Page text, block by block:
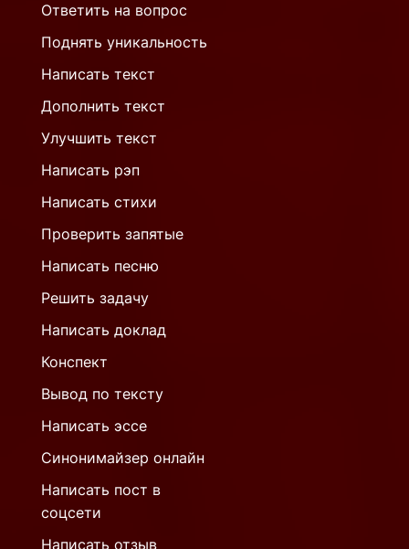
Ответить на вопрос
Поднять уникальность
Написать текст
Дополнить текст
Улучшить текст
Написать рэп
Написать стихи
Проверить запятые
Написать песню
Решить задачу
Написать доклад
Конспект
Вывод по тексту
Написать эссе
Синонимайзер онлайн
Написать пост в
соцсети
Написать отзыв